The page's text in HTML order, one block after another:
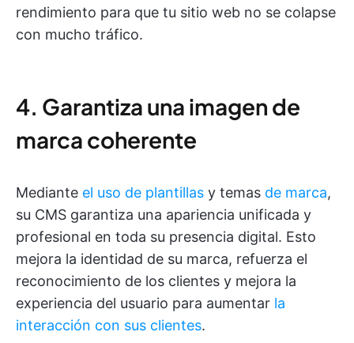
rendimiento para que tu sitio web no se colapse
con mucho tráfico.
4. Garantiza una imagen de
marca coherente
Mediante el uso de plantillas y temas de marca,
su CMS garantiza una apariencia unificada y
profesional en toda su presencia digital. Esto
mejora la identidad de su marca, refuerza el
reconocimiento de los clientes y mejora la
experiencia del usuario para aumentar la
interacción con sus clientes.